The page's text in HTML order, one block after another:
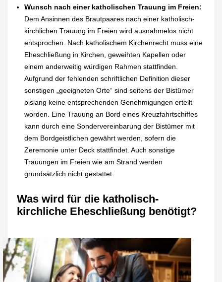
Wunsch nach einer katholischen Trauung im Freien:
Dem Ansinnen des Brautpaares nach einer katholisch-
kirchlichen Trauung im Freien wird ausnahmelos nicht
entsprochen. Nach katholischem Kirchenrecht muss eine
Eheschließung in Kirchen, geweihten Kapellen oder
einem anderweitig würdigen Rahmen stattfinden.
Aufgrund der fehlenden schriftlichen Definition dieser
sonstigen „geeigneten Orte“ sind seitens der Bistümer
bislang keine entsprechenden Genehmigungen erteilt
worden. Eine Trauung an Bord eines Kreuzfahrtschiffes
kann durch eine Sondervereinbarung der Bistümer mit
dem Bordgeistlichen gewährt werden, sofern die
Zeremonie unter Deck stattfindet. Auch sonstige
Trauungen im Freien wie am Strand werden
grundsätzlich nicht gestattet.
Was wird für die katholisch-
kirchliche Eheschließung benötigt?